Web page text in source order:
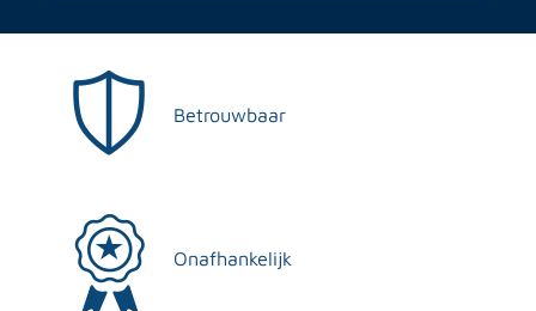
Betrouwbaar
Onafhankelijk